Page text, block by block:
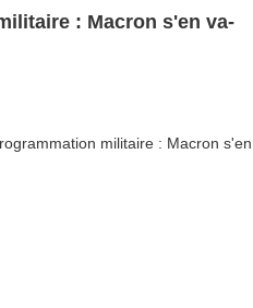
: Macron s'en va-